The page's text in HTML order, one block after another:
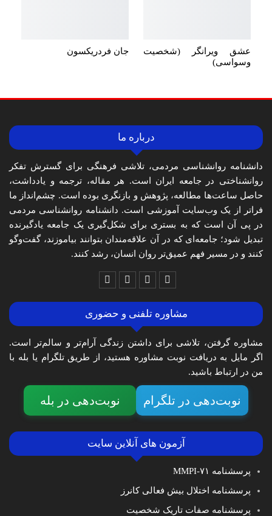
عشق ویرانگر (شخصیت
وسواسی)
جان فردریکسون
درباره ما
دانشنامه روانشناسی مردمی، تلاشی فرهنگی برای گسترش تفکر
روانشناختی در جامعه ایران است. هر مقاله، ترجمه و یادداشت،
حاصل ساعت‌ها مطالعه، پژوهش و بازنگری بوده است. چشم‌انداز ما
فراتر از یک وب‌سایت آموزشی است. دانشنامه روانشناسی مردمی
در پی آن است که به بستری برای شکل‌گیری یک جامعه یادگیرنده
تبدیل شود؛ جامعه‌ای که در آن علاقه‌مندان بتوانند بیاموزند، گفت‌وگو
کنند و در مسیر فهم عمیق‌تر روان انسان، رشد کنند.
مشاوره تلفنی و حضوری
مشاوره گرفتن، تلاشی برای داشتن زندگی آرام‌تر و سالم‌تر است.
اگر مایل به دریافت نوبت مشاوره هستید، از طریق تلگرام یا بله با
من در ارتباط باشید.
نوبت‌دهی در تلگرام نوبت‌دهی در بله
آزمون های آنلاین سایت
پرسشنامه MMPI-۷۱
پرسشنامه اختلال بیش فعالی کانرز
پرسشنامه صفات تاریک شخصیت